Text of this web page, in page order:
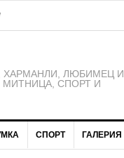
ХАРМАНЛИ, ЛЮБИМЕЦ И
МИТНИЦА, СПОРТ И
СПОРТ ГАЛЕРИЯ